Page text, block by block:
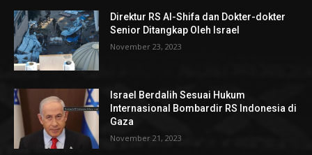
Direktur RS Al-Shifa dan Dokter-dokter
Senior Ditangkap Oleh Israel
November 23, 2023
Israel Berdalih Sesuai Hukum
Internasional Bombardir RS Indonesia di
Gaza
November 21, 2023